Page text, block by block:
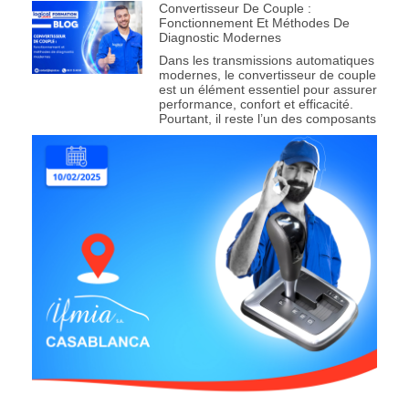
Convertisseur De Couple :
Fonctionnement Et Méthodes De
Diagnostic Modernes
Dans les transmissions automatiques
modernes, le convertisseur de couple
est un élément essentiel pour assurer
performance, confort et efficacité.
Pourtant, il reste l’un des composants